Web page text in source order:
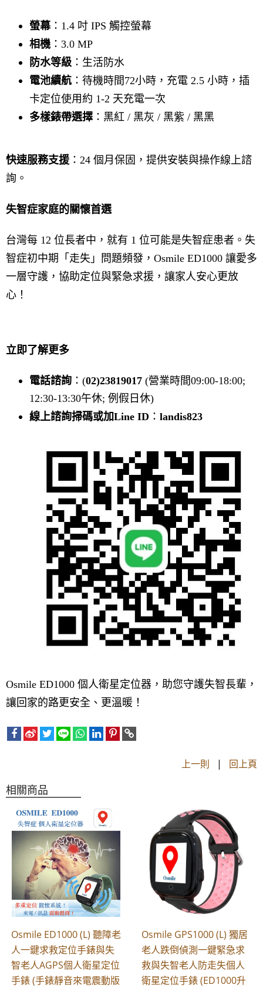
螢幕：1.4 吋 IPS 觸控螢幕
相機 ：3.0 MP
防水等級 ：生活防水
電池續航 ：待機時間72小時，充電 2.5 小時，插
卡定位使用約 1-2 天充電一次
多樣錶帶選擇 ：黑紅 / 黑灰 / 黑紫 / 黑黑
快速服務支援 ：24 個月保固，提供安裝與操作線上諮
詢。
失智症家庭的關懷首選
台灣每 12 位長者中，就有 1 位可能是失智症患者。失
智症初中期「走失」問題頻發，Osmile ED1000 讓愛多
一層守護，協助定位與緊急求援，讓家人安心更放
心！
立即了解更多
電話諮詢 ：(02)23819017 (營業時間09:00-18:00;
12:30-13:30午休; 例假日休)
線上諮詢掃碼或加Line ID ： landis823
Osmile ED1000 個人衛星定位器，助您守護失智長輩，
讓回家的路更安全、更溫暖！
上一則 | 回上頁
相關商品
Osmile ED1000 (L) 聽障老
人一鍵求救定位手錶與失
智老人AGPS個人衛星定位
手錶 (手錶靜音來電震動版
Osmile GPS1000 (L) 獨居
老人跌倒偵測一鍵緊急求
救與失智老人防走失個人
衛星定位手錶 (ED1000升